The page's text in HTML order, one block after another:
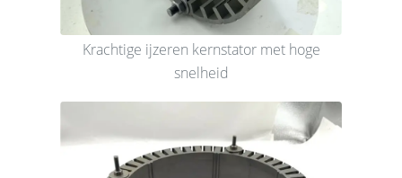
Krachtige ijzeren kernstator met hoge
snelheid